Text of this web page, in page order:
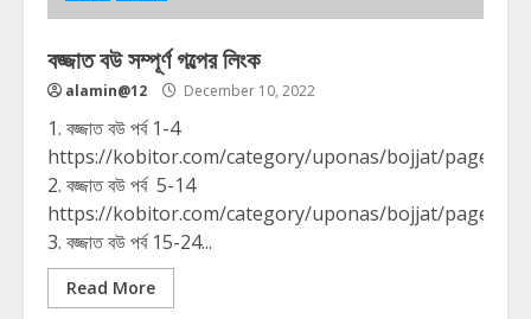
বজ্জাত বউ সম্পূর্ণ গল্পের লিংক
alamin@12 December 10, 2022
1. বজ্জাত বউ পর্ব 1-4
https://kobitor.com/category/uponas/bojjat/page/5/
2. বজ্জাত বউ পর্ব 5-14
https://kobitor.com/category/uponas/bojjat/page/4/
3. বজ্জাত বউ পর্ব 15-24...
Read More